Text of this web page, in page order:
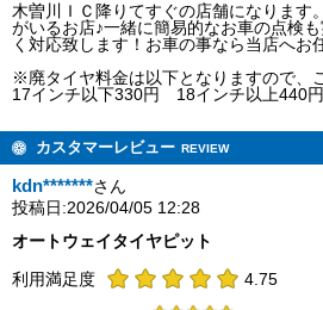
木曽川ＩＣ降りてすぐの店舗になります
がいるお店♪一緒に簡易的なお車の点検
く対応致します！お車の事なら当店へお
※廃タイヤ料金は以下となりますので、
17インチ以下330円 18インチ以上440円
カスタマーレビュー REVIEW
kdn*******さん
投稿日:2026/04/05 12:28
オートウェイタイヤピット
利用満足度
4.75